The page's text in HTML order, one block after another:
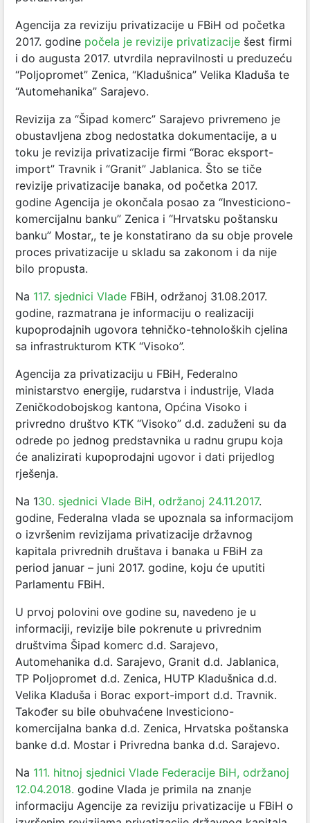
Agencija za reviziju privatizacije u FBiH od početka
2017. godine počela je revizije privatizacije šest firmi
i do augusta 2017. utvrdila nepravilnosti u preduzeću
“Poljopromet” Zenica, “Kladušnica” Velika Kladuša te
“Automehanika” Sarajevo.
Revizija za “Šipad komerc” Sarajevo privremeno je
obustavljena zbog nedostatka dokumentacije, a u
toku je revizija privatizacije firmi “Borac eksport-
import” Travnik i “Granit” Jablanica. Što se tiče
revizije privatizacije banaka, od početka 2017.
godine Agencija je okončala posao za “Investiciono-
komercijalnu banku” Zenica i “Hrvatsku poštansku
banku” Mostar,, te je konstatirano da su obje provele
proces privatizacije u skladu sa zakonom i da nije
bilo propusta.
Na 117. sjednici Vlade FBiH, održanoj 31.08.2017.
godine, razmatrana je informaciju o realizaciji
kupoprodajnih ugovora tehničko-tehnoloških cjelina
sa infrastrukturom KTK “Visoko”.
Agencija za privatizaciju u FBiH, Federalno
ministarstvo energije, rudarstva i industrije, Vlada
Zeničko­dobojskog kantona, Općina Visoko i
privredno društvo KTK “Visoko” d.d. zaduženi su da
odrede po jednog predstavnika u radnu grupu koja
će analizirati kupoprodajni ugovor i dati prijedlog
rješenja.
Na 130. sjednici Vlade BiH, održanoj 24.11.2017.
godine, Federalna vlada se upoznala sa informacijom
o izvršenim revizijama privatizacije državnog
kapitala privrednih društava i banaka u FBiH za
period januar – juni 2017. godine, koju će uputiti
Parlamentu FBiH.
U prvoj polovini ove godine su, navedeno je u
informaciji, revizije bile pokrenute u privrednim
društvima Šipad komerc d.d. Sarajevo,
Automehanika d.d. Sarajevo, Granit d.d. Jablanica,
TP Poljopromet d.d. Zenica, HUTP Kladušnica d.d.
Velika Kladuša i Borac export-import d.d. Travnik.
Također su bile obuhvaćene Investiciono-
komercijalna banka d.d. Zenica, Hrvatska poštanska
banke d.d. Mostar i Privredna banka d.d. Sarajevo.
Na 111. hitnoj sjednici Vlade Federacije BiH, održanoj
12.04.2018. godine Vlada je primila na znanje
informaciju Agencije za reviziju privatizacije u FBiH o